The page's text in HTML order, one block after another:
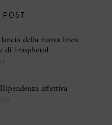
della nuova linea
di Triopherol
affettiva